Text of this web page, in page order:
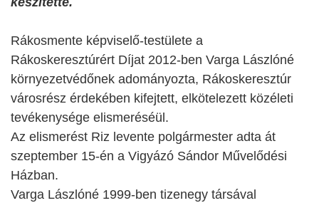
Rákosmente képviselő-testülete a
Rákoskeresztúrért Díjat 2012-ben Varga Lászlóné
környezetvédőnek adományozta, Rákoskeresztúr
városrész érdekében kifejtett, elkötelezett közéleti
tevékenysége elismeréséül.
Az elismerést Riz levente polgármester adta át
szeptember 15-én a Vigyázó Sándor Művelődési
Házban.
Varga Lászlóné 1999-ben tizenegy társával